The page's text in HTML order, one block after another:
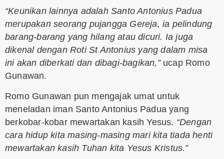
“Keunikan lainnya adalah Santo Antonius Padua
merupakan seorang pujangga Gereja, ia pelindung
barang-barang yang hilang atau dicuri. Ia juga
dikenal dengan Roti St Antonius yang dalam misa
ini akan diberkati dan dibagi-bagikan,”ucap Romo
Gunawan.
Romo Gunawan pun mengajak umat untuk
meneladan iman Santo Antonius Padua yang
berkobar-kobar mewartakan kasih Yesus. “Dengan
cara hidup kita masing-masing mari kita tiada henti
mewartakan kasih Tuhan kita Yesus Kristus.”